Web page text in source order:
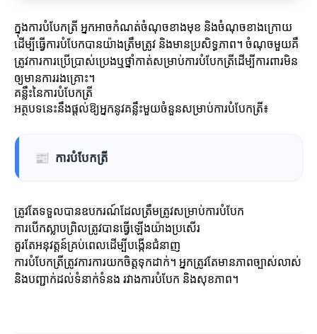
ក្នុងការបំបែកត្រី អ្នកអាចកំណត់ចំណុចខាងមុខ និងចំណុចខាងក្រោយ
ដើម្បីធ្វើការបំបែកបានយ៉ាងត្រឹមត្រូវ និងមានប្រសិទ្ធភាព។ ចំណុចមួយគឺ
ត្រូវការការប្រើប្រាស់ប្រេងឬថ្នាំកាត់សម្រាប់ការបំបែកត្រីដើម្បីការពារមិន
ឲ្យមានការរងគ្រោះ។
គន្លឹះនៃការបំបែកត្រី
អត្ថបទនេះនឹងផ្តល់ឱ្យអ្នកនូវគន្លឹះមួយចំនួនសម្រាប់ការបំបែកត្រី៖
📰 ការបំបែកត្រី
ត្រូវតែទទួលបានឧបករណ៍ដែលត្រឹមត្រូវសម្រាប់ការបំបែក
ការបើកស្លាបព្រិលត្រូវបានធ្វើឡើងយ៉ាងប្រសើរ
គួរតែអនុវត្តន៍គ្រប់ពេលដើម្បីបង្កើនជំនាញ
ការបំបែកត្រីត្រូវការការយកចិត្តទុកដាក់។ អ្នកត្រូវតែមានភាពច្បាស់លាស់
និងបញ្ជាក់ដល់ទំនាក់ទំនង រវាងការបំបែក និងសុខភាព។